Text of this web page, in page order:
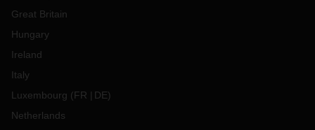
Great Britain
Hungary
Ireland
Italy
Luxembourg (FR DE)
Netherlands